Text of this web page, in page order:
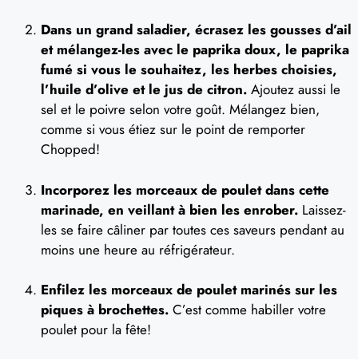
Dans un grand saladier, écrasez les gousses d’ail
et mélangez-les avec le paprika doux, le paprika
fumé si vous le souhaitez, les herbes choisies,
l’huile d’olive et le jus de citron. Ajoutez aussi le
sel et le poivre selon votre goût. Mélangez bien,
comme si vous étiez sur le point de remporter
Chopped!
Incorporez les morceaux de poulet dans cette
marinade, en veillant à bien les enrober. Laissez-
les se faire câliner par toutes ces saveurs pendant au
moins une heure au réfrigérateur.
Enfilez les morceaux de poulet marinés sur les
piques à brochettes. C’est comme habiller votre
poulet pour la fête!